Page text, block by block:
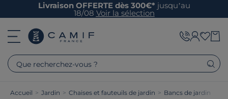
Livraison OFFERTE dès 300€* jusqu’au
18/08 Voir la sélection
Que recherchez-vous ?
Accueil > Jardin > Chaises et fauteuils de jardin > Bancs de jardin